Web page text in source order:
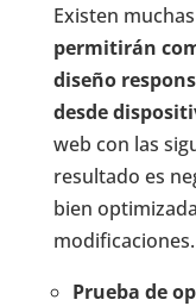
Existen muchas
permitirán
diseño
desde
web con las
resultado es
bien
modificaciones.
Prueba de